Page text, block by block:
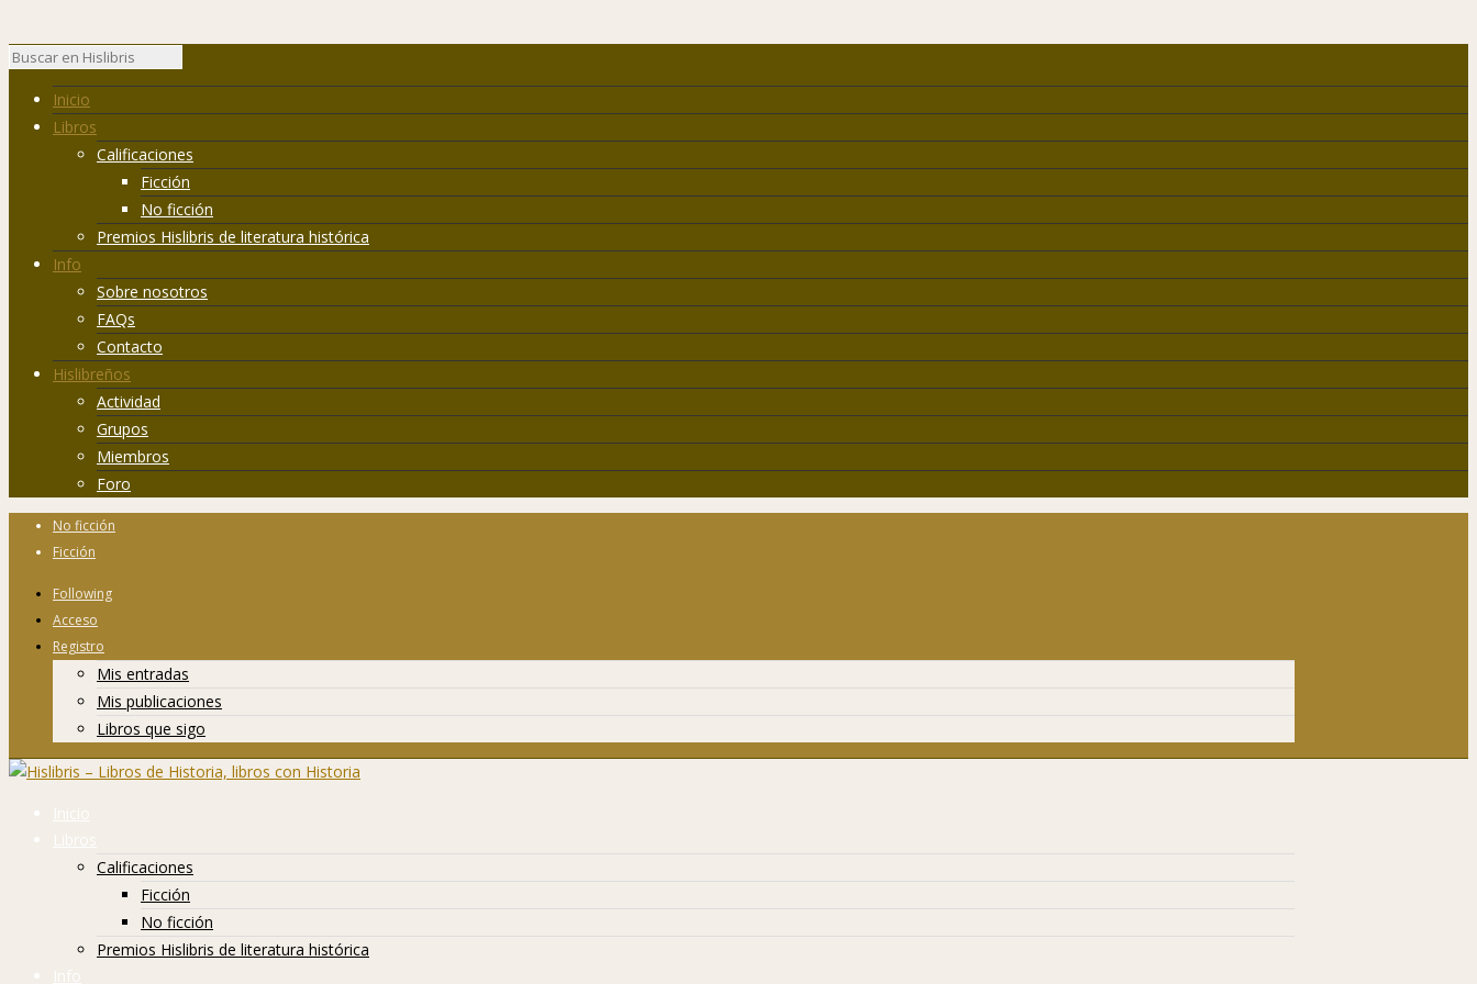
Inicio
Libros
Calificaciones
Ficción
No ficción
Premios Hislibris de literatura histórica
Info
Sobre nosotros
FAQs
Contacto
Hislibreños
Actividad
Grupos
Miembros
Foro
No ficción
Ficción
Following
Acceso
Registro
Mis entradas
Mis publicaciones
Libros que sigo
Inicio
Libros
Calificaciones
Ficción
No ficción
Premios Hislibris de literatura histórica
Info